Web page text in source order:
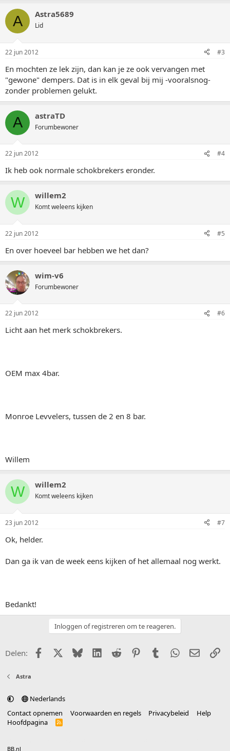
A Astra5689
Lid
22 jun 2012 #3
En mochten ze lek zijn, dan kan je ze ook vervangen met
"gewone" dempers. Dat is in elk geval bij mij -vooralsnog-
zonder problemen gelukt.
A astraTD
Forumbewoner
22 jun 2012 #4
Ik heb ook normale schokbrekers eronder.
W willem2
Komt weleens kijken
22 jun 2012 #5
En over hoeveel bar hebben we het dan?
wim-v6
Forumbewoner
22 jun 2012 #6
Licht aan het merk schokbrekers.
OEM max 4bar.
Monroe Levvelers, tussen de 2 en 8 bar.
Willem
W willem2
Komt weleens kijken
23 jun 2012 #7
Ok, helder.
Dan ga ik van de week eens kijken of het allemaal nog werkt.
Bedankt!
Inloggen of registreren om te reageren.
Delen: FacebookX (Twitter)
BlueskyLinkedIn
Reddit PinterestTumblr WhatsApp
E-mail
Astra
Nederlands
Contact opnemen
Voorwaarden en regels Privacybeleid
Help
Hoofdpagina
R
BB.nl